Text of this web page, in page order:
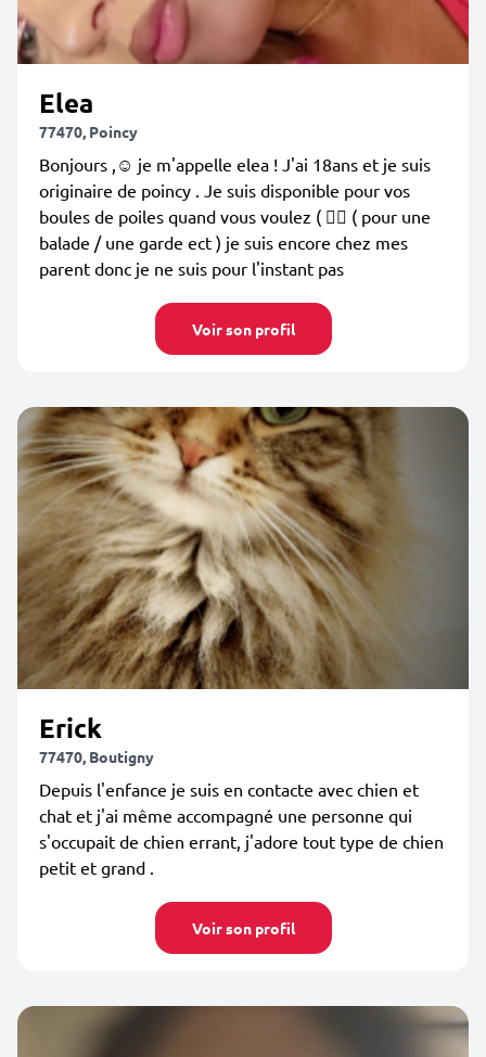
Elea
77470, Poincy
Bonjours ,☺️ je m'appelle elea ! J'ai 18ans et je suis
originaire de poincy . Je suis disponible pour vos
boules de poiles quand vous voulez ( 🤷‍♀️ ( pour une
balade / une garde ect ) je suis encore chez mes
parent donc je ne suis pour l'instant pas
Voir son profil
Erick
77470, Boutigny
Depuis l'enfance je suis en contacte avec chien et
chat et j'ai même accompagné une personne qui
s'occupait de chien errant, j'adore tout type de chien
petit et grand .
Voir son profil